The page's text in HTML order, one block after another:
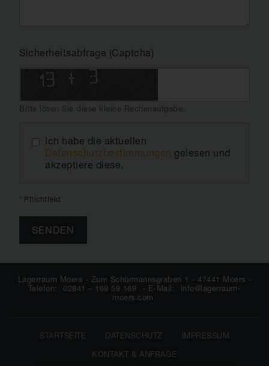
Sicherheitsabfrage (Captcha)
Bitte lösen Sie diese kleine Rechenaufgabe.
Ich habe die aktuellen
Datenschutzbestimmungen gelesen und
akzeptiere diese.
* Pflichtfeld
Lagerraum Moers - Zum Schürmannsgraben 1 - 47441 Moers -
Telefon:
02841 – 169 59 169 - E-Mail:
info@lagerraum-
moers.com
STARTSEITE DATENSCHUTZ IMPRESSUM
KONTAKT & ANFRAGE